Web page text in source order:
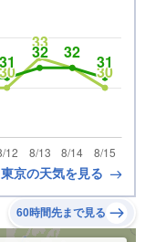
東京の天気を見る
60時間先まで見る